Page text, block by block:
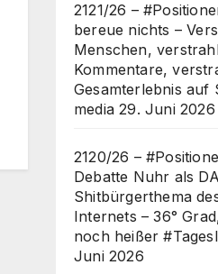
2121/26 –
bereue nichts –
Menschen,
Kommentare,
Gesamterlebnis auf
media 29. Juni 2026
2120/26 –
Debatte Nuhr als
Shitbürgerthema
Internets – 36°
noch heißer
Juni 2026